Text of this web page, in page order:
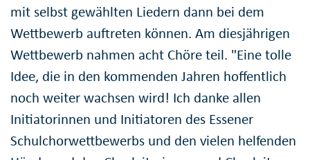
mit selbst gewählten Liedern dann bei dem
Wettbewerb auftreten können. Am diesjährigen
Wettbewerb nahmen acht Chöre teil. "Eine tolle
Idee, die in den kommenden Jahren hoffentlich
noch weiter wachsen wird! Ich danke allen
Initiatorinnen und Initiatoren des Essener
Schulchorwettbewerbs und den vielen helfenden